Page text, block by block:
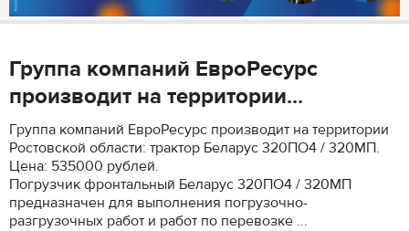
Группа компаний ЕвроРесурс
производит на территории...
Группа компаний ЕвроРесурс производит на территории
Ростовской области: трактор Беларус 320ПО4 / 320МП.
Цена: 535000 рублей.
Погрузчик фронтальный Беларус 320ПО4 / 320МП
предназначен для выполнения погрузочно-
разгрузочных работ и работ по перевозке ...